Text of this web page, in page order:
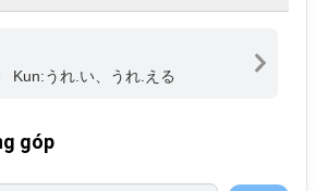
Kun:うれ.い、うれ.える
góp